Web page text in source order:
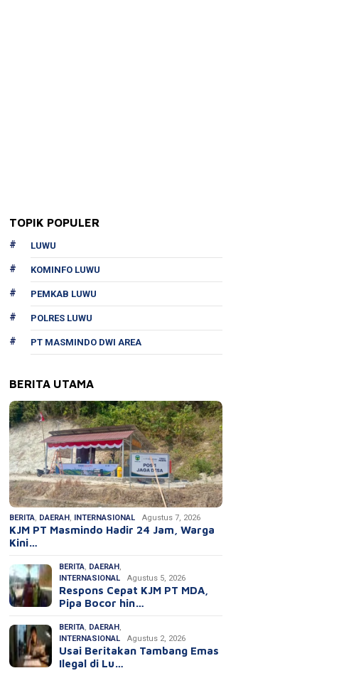
TOPIK POPULER
LUWU
KOMINFO LUWU
PEMKAB LUWU
POLRES LUWU
PT MASMINDO DWI AREA
BERITA UTAMA
BERITA, DAERAH, INTERNASIONAL Agustus 7, 2026
KJM PT Masmindo Hadir 24 Jam, Warga
Kini…
BERITA, DAERAH,
INTERNASIONAL
Agustus 5, 2026
Respons Cepat KJM PT MDA,
Pipa Bocor hin…
BERITA, DAERAH,
INTERNASIONAL
Agustus 2, 2026
Usai Beritakan Tambang Emas
Ilegal di Lu…